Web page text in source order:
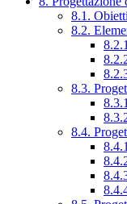
8.1.
8.2.
8.3.
8.4.